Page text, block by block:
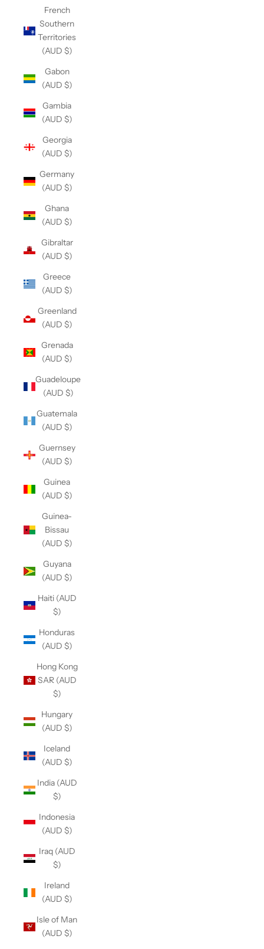
French
Southern
Territories
(AUD $)
Gabon
(AUD $)
Gambia
(AUD $)
Georgia
(AUD $)
Germany
(AUD $)
Ghana
(AUD $)
Gibraltar
(AUD $)
Greece
(AUD $)
Greenland
(AUD $)
Grenada
(AUD $)
Guadeloupe
(AUD $)
Guatemala
(AUD $)
Guernsey
(AUD $)
Guinea
(AUD $)
Guinea-
Bissau
(AUD $)
Guyana
(AUD $)
Haiti (AUD
$)
Honduras
(AUD $)
Hong Kong
SAR (AUD
$)
Hungary
(AUD $)
Iceland
(AUD $)
India (AUD
$)
Indonesia
(AUD $)
Iraq (AUD
$)
Ireland
(AUD $)
Isle of Man
(AUD $)